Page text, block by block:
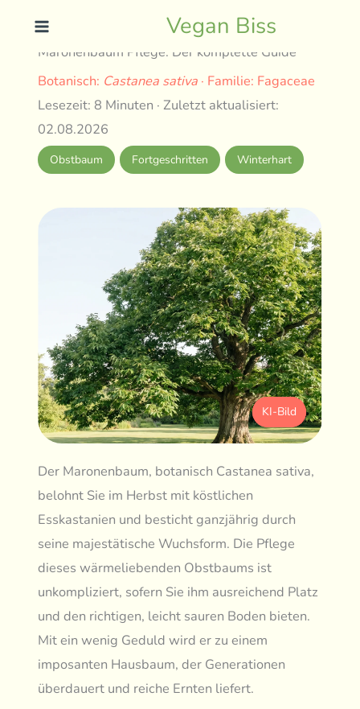
content
Vegan Biss
Maronenbaum Pflege: Der komplette Guide
Botanisch: Castanea sativa · Familie: Fagaceae
Lesezeit: 8 Minuten · Zuletzt aktualisiert:
02.08.2026
Obstbaum Fortgeschritten Winterhart
KI-Bild
Der Maronenbaum, botanisch Castanea sativa,
belohnt Sie im Herbst mit köstlichen
Esskastanien und besticht ganzjährig durch
seine majestätische Wuchsform. Die Pflege
dieses wärmeliebenden Obstbaums ist
unkompliziert, sofern Sie ihm ausreichend Platz
und den richtigen, leicht sauren Boden bieten.
Mit ein wenig Geduld wird er zu einem
imposanten Hausbaum, der Generationen
überdauert und reiche Ernten liefert.